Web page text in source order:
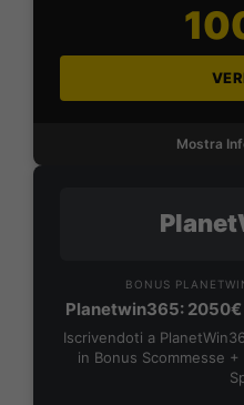
Mostra
BONUS
Planetwin365:
Iscrivendoti a
in Bonus Scommesse